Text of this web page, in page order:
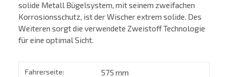
solide Metall Bügelsystem, mit seinem zweifachen
Korrosionsschutz, ist der Wischer extrem solide. Des
Weiteren sorgt die verwendete Zweistoff Technologie
für eine optimal Sicht.
Fahrerseite: 575 mm